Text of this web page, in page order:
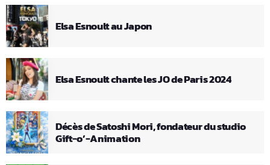
Elsa Esnoult au Japon
Elsa Esnoult chante les JO de Paris 2024
Décès de Satoshi Mori, fondateur du studio
Gift-o’-Animation